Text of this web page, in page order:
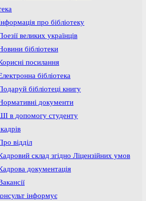
про бібліотеку
великих українців
бібліотеки
посилання
бібліотека
бібліотеці книгу
документи
в допомогу студенту
відділ
склад згідно Ліцензійних умов
документація
інформує